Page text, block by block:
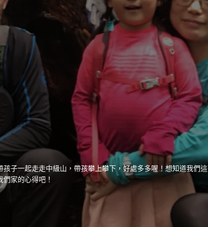
孩子一起走走中級山，帶孩攀上攀下，好處多多喔！想知道我們
們家的心得吧！